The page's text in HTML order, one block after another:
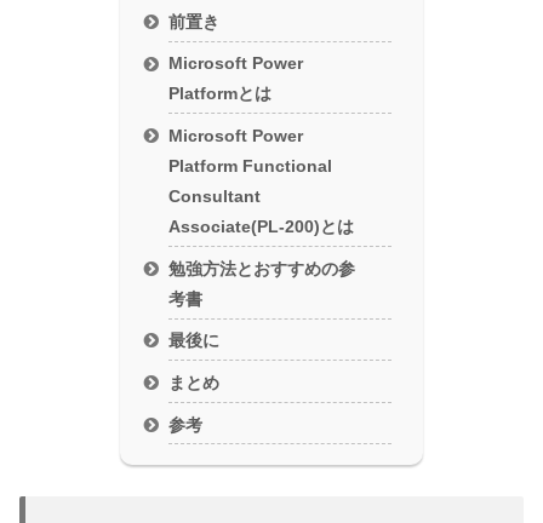
前置き
Microsoft Power
Platformとは
Microsoft Power
Platform Functional
Consultant
Associate(PL-200)とは
勉強方法とおすすめの参
考書
最後に
まとめ
参考